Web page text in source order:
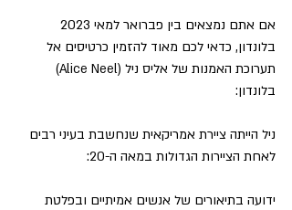
בלונדון, כדאי לכם מאוד להזמין כרטיסים אל
תערוכת האמנות של אליס ניל (Alice Neel)
בלונדון:
ניל הייתה ציירת אמריקאית שנחשבת בעיני רבים
לאחת הציירות הגדולות במאה ה-20:
ידועה בתיאורים של אנשים אמיתיים ובפלטת